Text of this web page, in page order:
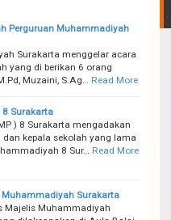
Perguruan Muhammadiyah
Surakarta menggelar acara
yang di berikan 6 orang
Muzaini, S.Ag…
Read More
8 Surakarta
) 8 Surakarta mengadakan
kepala sekolah yang lama
8 Sur…
Read More
Surakarta
Majelis Muhammadiyah